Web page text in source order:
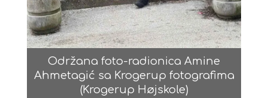
Održana foto-radionica Amine
Ahmetagić sa Krogerup fotografima
(Krogerup Højskole)